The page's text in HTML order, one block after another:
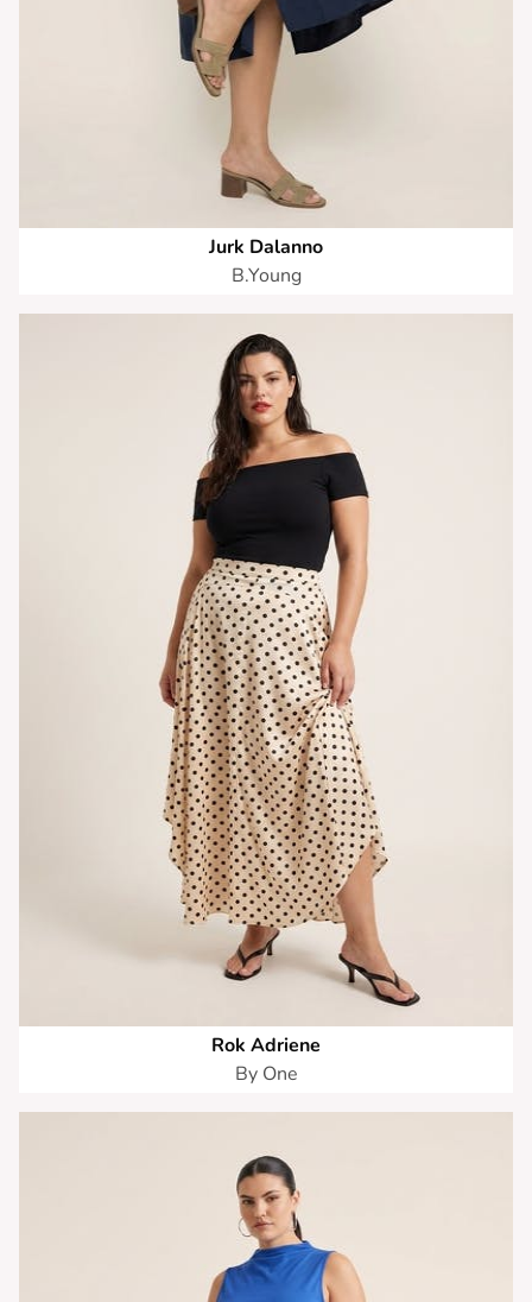
Jurk Dalanno
B.Young
Rok Adriene
By One